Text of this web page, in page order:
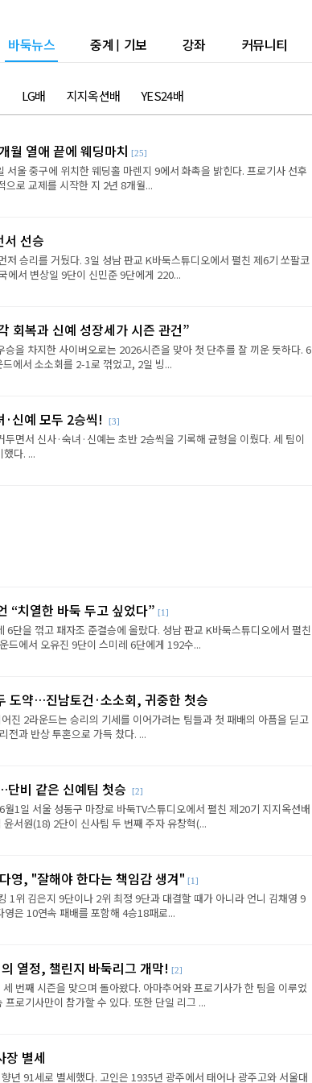
바둑뉴스 중계 | 기보 강좌 커뮤니티
LG배 지지옥션배 YES24배
월 열애 끝에 웨딩마치 [25]
울 중구에 위치한 웨딩홀 마렌지 9에서 화촉을 밝힌다. 프로기사 선후
로 교제를 시작한 지 2년 8개월...
선승
저 승리를 거뒀다. 3일 성남 판교 K바둑스튜디오에서 펼친 제6기 쏘팔코
에서 변상일 9단이 신민준 9단에게 220...
회복과 신예 성장세가 시즌 관건”
을 차지한 사이버오로는 2026시즌을 맞아 첫 단추를 잘 끼운 듯하다. 6
에서 소소회를 2-1로 꺾었고, 2일 빙...
·신예 모두 2승씩! [3]
면서 신사·숙녀·신예는 초반 2승씩을 기록해 균형을 이뤘다. 세 팀이
다. ...
“치열한 바둑 두고 싶었다” [1]
6단을 꺾고 패자조 준결승에 올랐다. 성남 판교 K바둑스튜디오에서 펼친
드에서 오유진 9단이 스미레 6단에게 192수...
도약…진남토건·소소회, 귀중한 첫승
진 2라운드는 승리의 기세를 이어가려는 팀들과 첫 패배의 아픔을 딛고
전과 반상 투혼으로 가득 찼다. ...
비 같은 신예팀 첫승 [2]
1일 서울 성동구 마장로 바둑TV스튜디오에서 펼친 제20기 지지옥션배
서원(18) 2단이 신사팀 두 번째 주자 유창혁(...
영, "잘해야 한다는 책임감 생겨" [1]
1위 김은지 9단이나 2위 최정 9단과 대결할 때가 아니라 언니 김채영 9
은 10연속 패배를 포함해 4승18패로...
열정, 챌린지 바둑리그 개막! [2]
번째 시즌을 맞으며 돌아왔다. 아마추어와 프로기사가 한 팀을 이루었
로기사만이 참가할 수 있다. 또한 단일 리그 ...
장 별세
년 91세로 별세했다. 고인은 1935년 광주에서 태어나 광주고와 서울대